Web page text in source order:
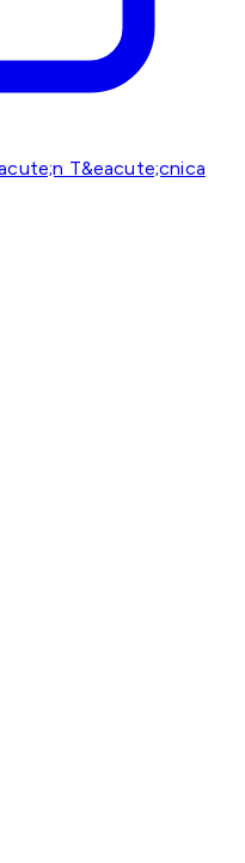
T&eacute;cnica